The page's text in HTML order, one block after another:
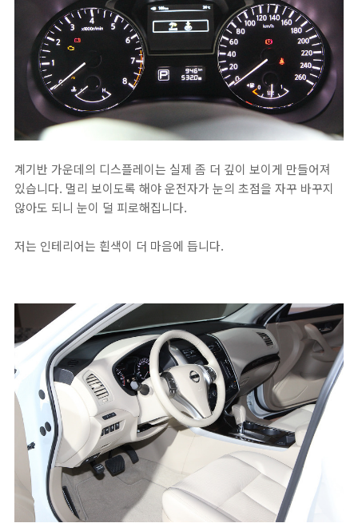
계기반 가운데의 디스플레이는 실제 좀 더 깊이 보이게 만들어져
있습니다. 멀리 보이도록 해야 운전자가 눈의 초점을 자꾸 바꾸지
않아도 되니 눈이 덜 피로해집니다.
저는 인테리어는 흰색이 더 마음에 듭니다.